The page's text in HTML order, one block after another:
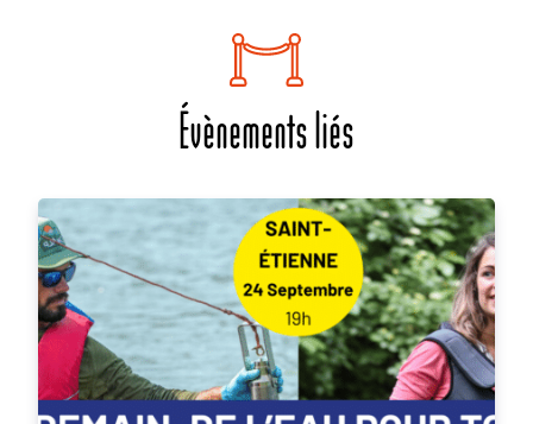
Évènements liés